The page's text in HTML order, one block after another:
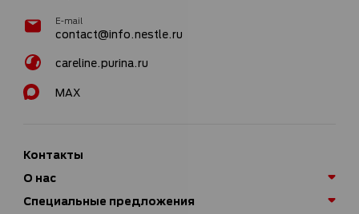
E-mail
contact@info.nestle.ru
careline.purina.ru
MAX
Контакты
О нас
Специальные предложения